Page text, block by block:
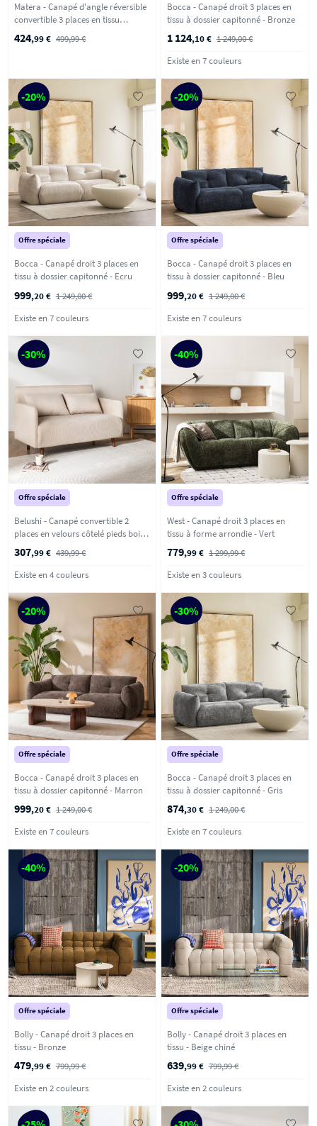
Matera - Canapé d'angle réversible
convertible 3 places en tissu
424,99 € 499,99 €
Bocca - Canapé droit 3 places en
tissu à dossier capitonné - Bronze
1 124,10 € 1 249,00 €
Existe en 7 couleurs
-20%
Offre spéciale
Bocca - Canapé droit 3 places en
tissu à dossier capitonné - Ecru
999,20 € 1 249,00 €
Existe en 7 couleurs
-20%
Offre spéciale
Bocca - Canapé droit 3 places en
tissu à dossier capitonné - Bleu
999,20 € 1 249,00 €
Existe en 7 couleurs
-30%
Offre spéciale
Belushi - Canapé convertible 2
places en velours côtelé pieds bois
307,99 € 439,99 €
Existe en 4 couleurs
-40%
Offre spéciale
West - Canapé droit 3 places en
tissu à forme arrondie - Vert
779,99 € 1 299,99 €
Existe en 3 couleurs
-20%
Offre spéciale
Bocca - Canapé droit 3 places en
tissu à dossier capitonné - Marron
999,20 € 1 249,00 €
Existe en 7 couleurs
-30%
Offre spéciale
Bocca - Canapé droit 3 places en
tissu à dossier capitonné - Gris
874,30 € 1 249,00 €
Existe en 7 couleurs
-40%
Offre spéciale
Bolly - Canapé droit 3 places en
tissu - Bronze
479,99 € 799,99 €
Existe en 2 couleurs
-20%
Offre spéciale
Bolly - Canapé droit 3 places en
tissu - Beige chiné
639,99 € 799,99 €
Existe en 2 couleurs